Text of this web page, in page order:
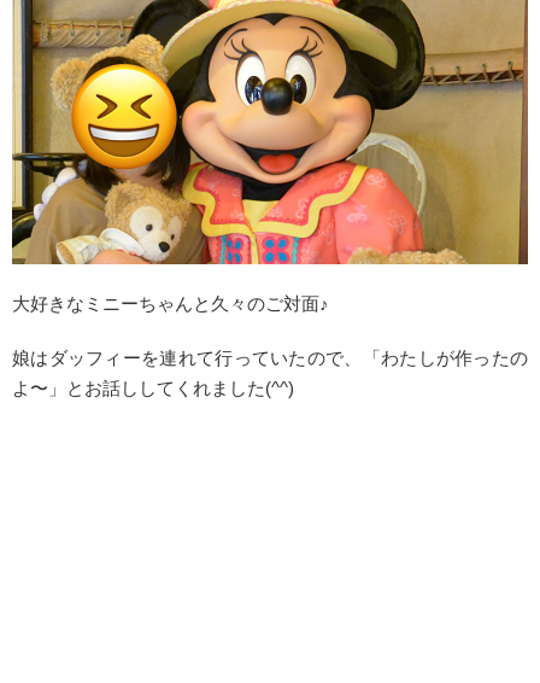
大好きなミニーちゃんと久々のご対面♪
娘はダッフィーを連れて行っていたので、「わたしが作ったの
よ〜」とお話ししてくれました(^^)